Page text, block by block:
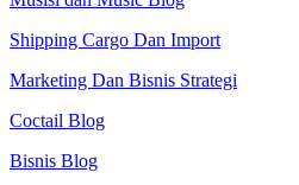
Shipping Cargo Dan Import
Marketing Dan Bisnis Strategi
Coctail Blog
Bisnis Blog